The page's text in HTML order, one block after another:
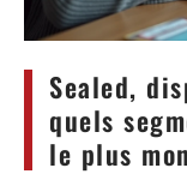
Sealed,
quels
le plus